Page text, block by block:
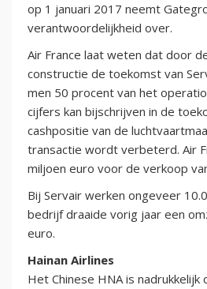
op 1 januari 2017 neemt
verantwoordelijkheid over.
Air France laat weten dat door
constructie de toekomst van
men 50 procent van het
cijfers kan bijschrijven in de
cashpositie van de
transactie wordt verbeterd. Air
miljoen euro voor de verkoop
Bij Servair werken ongeveer
bedrijf draaide vorig jaar een
euro.
Hainan Airlines
Het Chinese HNA is